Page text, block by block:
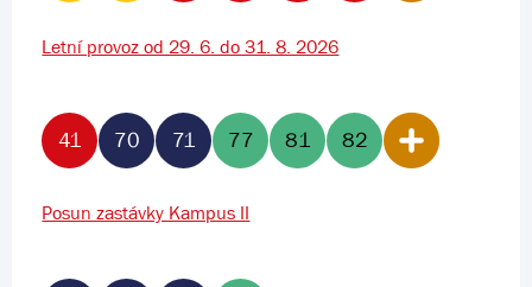
Letní provoz od 29. 6. do 31. 8. 2026
41 70 71 77 81 82
Posun zastávky Kampus II